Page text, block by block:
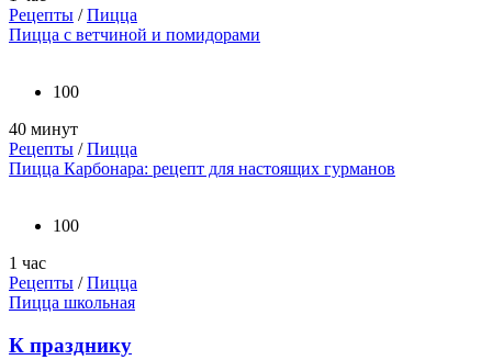
Рецепты /Пицца
Пицца с ветчиной и помидорами
100
40 минут
Рецепты /Пицца
Пицца Карбонара: рецепт для настоящих гурманов
100
1 час
Рецепты /Пицца
Пицца школьная
К празднику